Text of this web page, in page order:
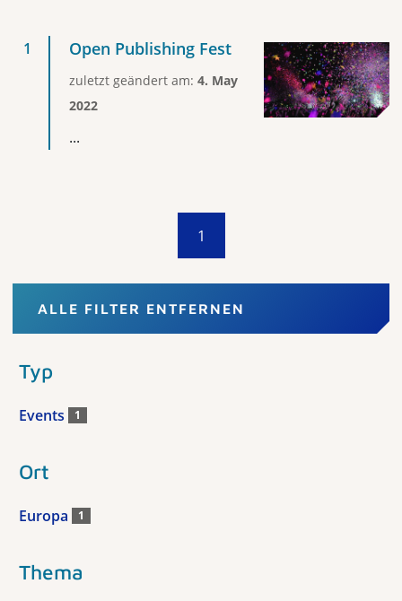
Open Publishing Fest
zuletzt geändert am: 4. May
2022
...
1
ALLE FILTER ENTFERNEN
Typ
Events 1
Ort
Europa 1
Thema